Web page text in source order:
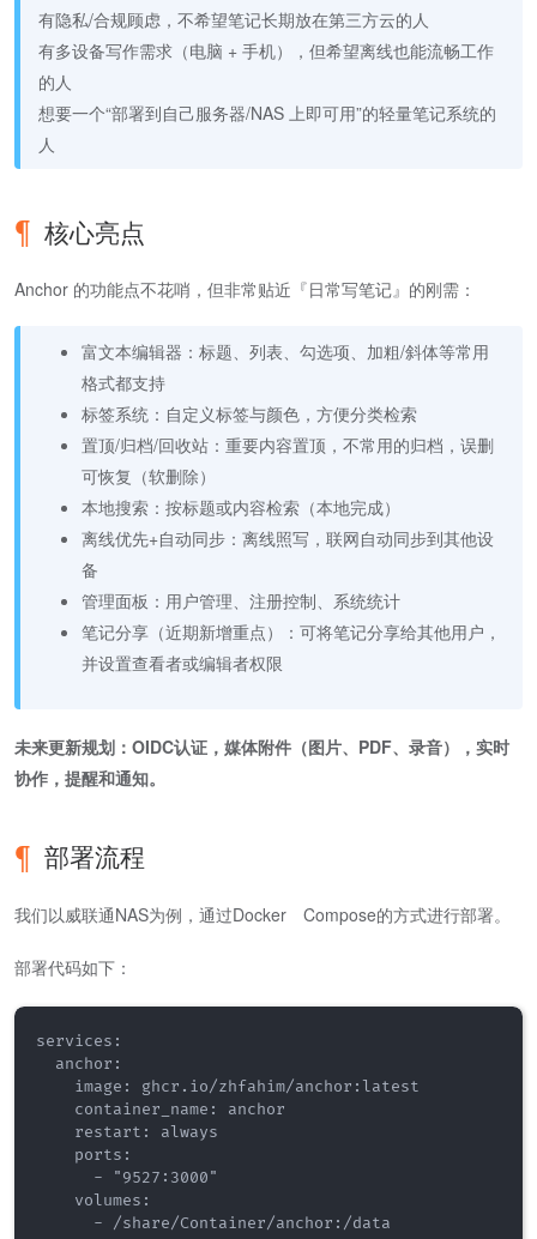
有隐私/合规顾虑，不希望笔记长期放在第三方云的人
有多设备写作需求（电脑 + 手机），但希望离线也能流畅工作
的人
想要一个“部署到自己服务器/NAS 上即可用”的轻量笔记系统的
人
核心亮点
Anchor 的功能点不花哨，但非常贴近『日常写笔记』的刚需：
富文本编辑器：标题、列表、勾选项、加粗/斜体等常用
格式都支持
标签系统：自定义标签与颜色，方便分类检索
置顶/归档/回收站：重要内容置顶，不常用的归档，误删
可恢复（软删除）
本地搜索：按标题或内容检索（本地完成）
离线优先+自动同步：离线照写，联网自动同步到其他设
备
管理面板：用户管理、注册控制、系统统计
笔记分享（近期新增重点）：可将笔记分享给其他用户，
并设置查看者或编辑者权限
未来更新规划：OIDC认证，媒体附件（图片、PDF、录音），实时
协作，提醒和通知。
部署流程
我们以威联通NAS为例，通过Docker Compose的方式进行部署。
部署代码如下：
services:
  anchor:
    image: ghcr.io/zhfahim/anchor:latest
    container_name: anchor
    restart: always
    ports:
      - "9527:3000"
    volumes: